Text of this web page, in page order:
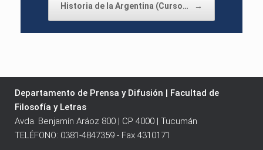
Historia de la Argentina (Curso… →
Departamento de Prensa y Difusión | Facultad de
Filosofía y Letras
Avda. Benjamín Aráoz 800 | CP 4000 | Tucumán
TELÉFONO: 0381-4847359 - Fax 4310171